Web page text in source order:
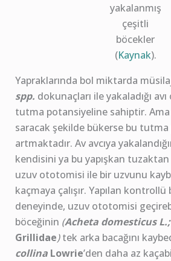
yakalanmış
çeşitli
böcekler
(Kaynak).
Yapraklarında bol miktarda
spp. dokunaçları ile yakaladığı
tutma potansiyeline sahiptir. Ama
saracak şekilde bükerse bu
artmaktadır. Av avcıya
kendisini ya bu yapışkan
uzuv ototomisi ile bir uzvunu
kaçmaya çalışır. Yapılan
deneyinde, uzuv ototomisi
böceğinin (Acheta domesticus L.;
Grillidae)tek arka bacağını
collinaLowrie’den daha az